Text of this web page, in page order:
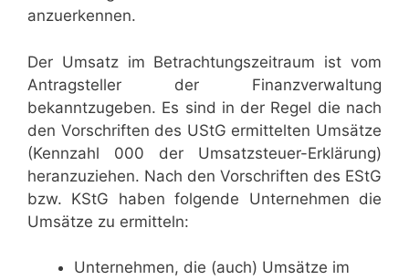
anzuerkennen.
Der Umsatz im Betrachtungszeitraum ist vom
Antragsteller der Finanzverwaltung
bekanntzugeben. Es sind in der Regel die nach
den Vorschriften des UStG ermittelten Umsätze
(Kennzahl 000 der Umsatzsteuer-Erklärung)
heranzuziehen. Nach den Vorschriften des EStG
bzw. KStG haben folgende Unternehmen die
Umsätze zu ermitteln:
Unternehmen, die (auch) Umsätze im